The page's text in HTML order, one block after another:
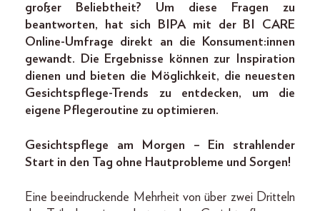
großer Beliebtheit? Um diese Fragen zu
beantworten, hat sich BIPA mit der BI CARE
Online-Umfrage direkt an die Konsument:innen
gewandt. Die Ergebnisse können zur Inspiration
dienen und bieten die Möglichkeit, die neuesten
Gesichtspflege-Trends zu entdecken, um die
eigene Pflegeroutine zu optimieren.
Gesichtspflege am Morgen – Ein strahlender
Start in den Tag ohne Hautprobleme und Sorgen!
Eine beeindruckende Mehrheit von über zwei Dritteln